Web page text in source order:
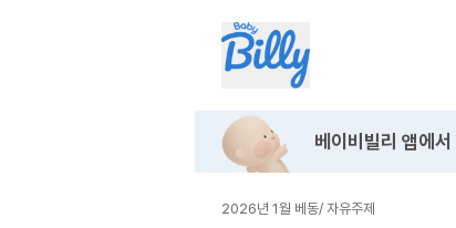
베이비빌리 앱에서
2026년 1월 베동/ 자유주제